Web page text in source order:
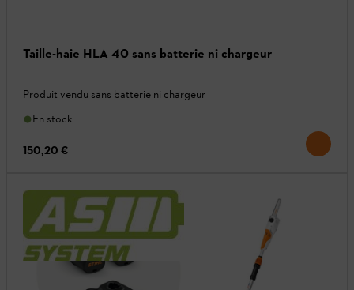
Taille-haie HLA 40 sans batterie ni chargeur
Produit vendu sans batterie ni chargeur
En stock
150,20 €